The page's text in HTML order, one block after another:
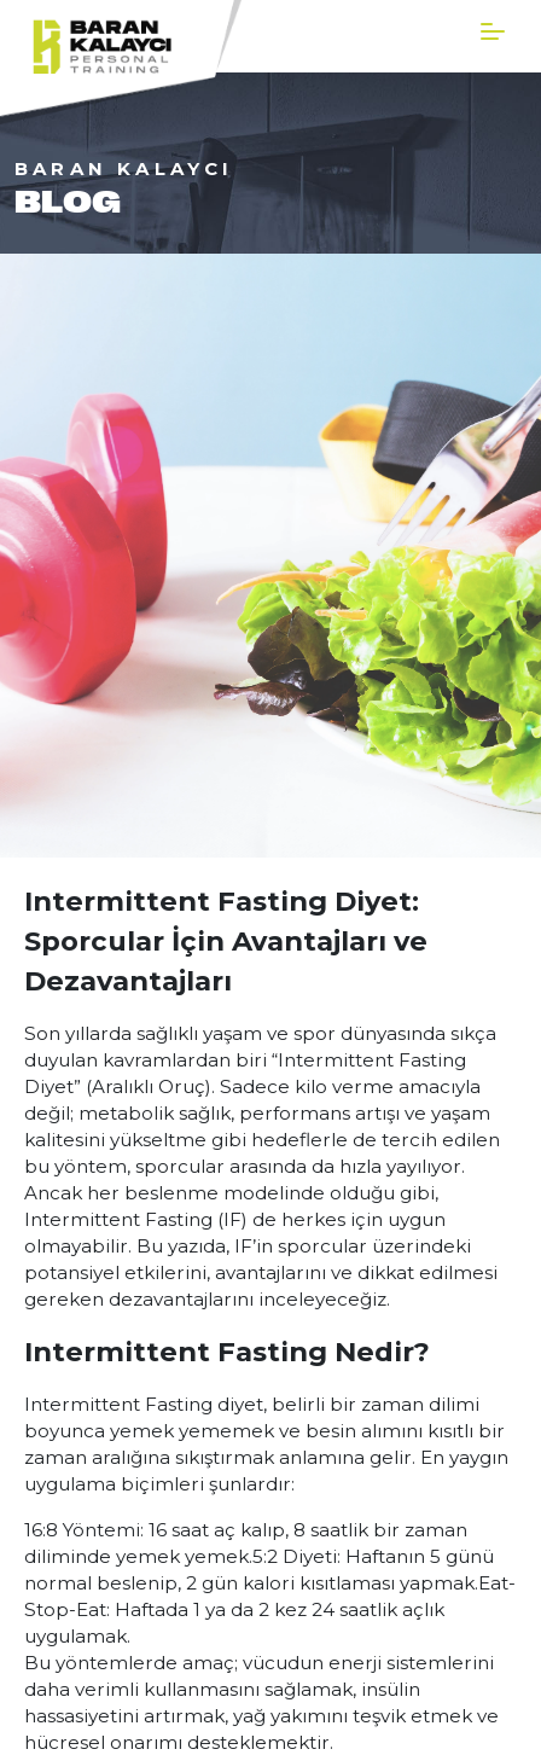
BARAN KALAYCI
BLOG
Intermittent Fasting Diyet:
Sporcular İçin Avantajları ve
Dezavantajları
Son yıllarda sağlıklı yaşam ve spor dünyasında sıkça
duyulan kavramlardan biri “Intermittent Fasting
Diyet” (Aralıklı Oruç). Sadece kilo verme amacıyla
değil; metabolik sağlık, performans artışı ve yaşam
kalitesini yükseltme gibi hedeflerle de tercih edilen
bu yöntem, sporcular arasında da hızla yayılıyor.
Ancak her beslenme modelinde olduğu gibi,
Intermittent Fasting (IF) de herkes için uygun
olmayabilir. Bu yazıda, IF’in sporcular üzerindeki
potansiyel etkilerini, avantajlarını ve dikkat edilmesi
gereken dezavantajlarını inceleyeceğiz.
Intermittent Fasting Nedir?
Intermittent Fasting diyet, belirli bir zaman dilimi
boyunca yemek yememek ve besin alımını kısıtlı bir
zaman aralığına sıkıştırmak anlamına gelir. En yaygın
uygulama biçimleri şunlardır:
16:8 Yöntemi: 16 saat aç kalıp, 8 saatlik bir zaman
diliminde yemek yemek.5:2 Diyeti: Haftanın 5 günü
normal beslenip, 2 gün kalori kısıtlaması yapmak.Eat-
Stop-Eat: Haftada 1 ya da 2 kez 24 saatlik açlık
uygulamak.
Bu yöntemlerde amaç; vücudun enerji sistemlerini
daha verimli kullanmasını sağlamak, insülin
hassasiyetini artırmak, yağ yakımını teşvik etmek ve
hücresel onarımı desteklemektir.